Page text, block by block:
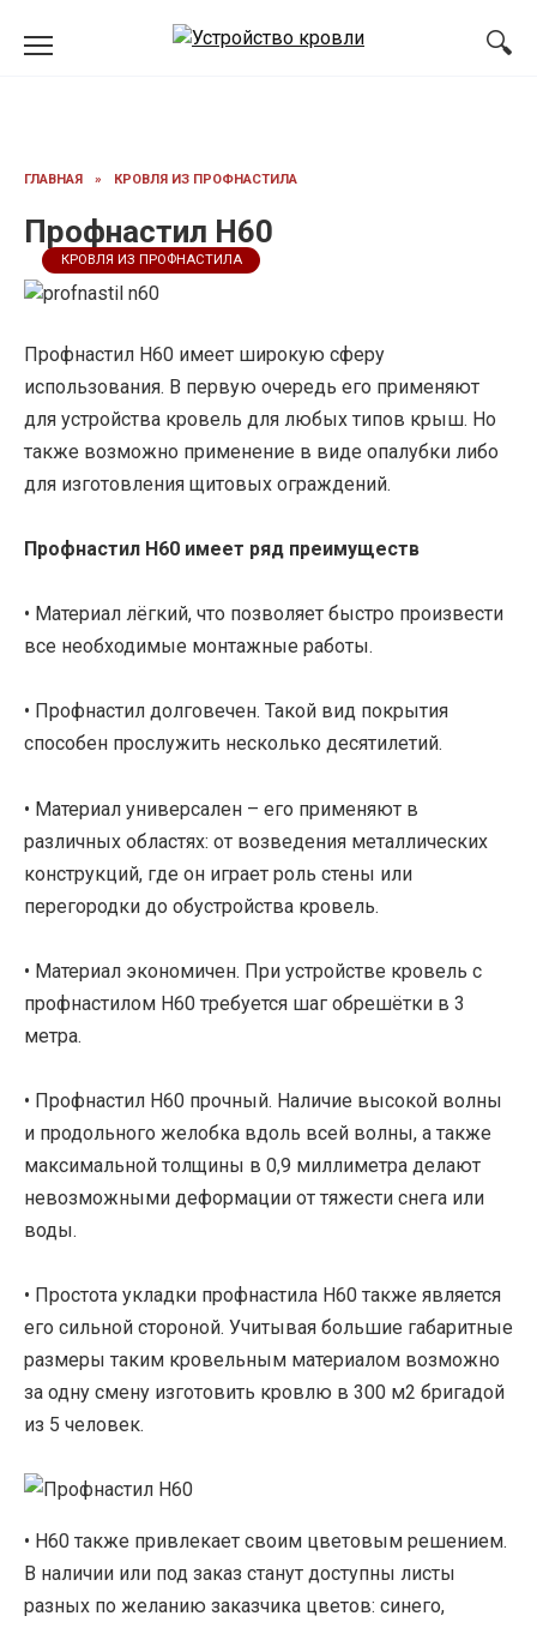
ГЛАВНАЯ » КРОВЛЯ ИЗ ПРОФНАСТИЛА
Профнастил Н60
КРОВЛЯ ИЗ ПРОФНАСТИЛА
Профнастил Н60 имеет широкую сферу
использования. В первую очередь его применяют
для устройства кровель для любых типов крыш. Но
также возможно применение в виде опалубки либо
для изготовления щитовых ограждений.
Профнастил Н60 имеет ряд преимуществ
• Материал лёгкий, что позволяет быстро произвести
все необходимые монтажные работы.
• Профнастил долговечен. Такой вид покрытия
способен прослужить несколько десятилетий.
• Материал универсален – его применяют в
различных областях: от возведения металлических
конструкций, где он играет роль стены или
перегородки до обустройства кровель.
• Материал экономичен. При устройстве кровель с
профнастилом Н60 требуется шаг обрешётки в 3
метра.
• Профнастил Н60 прочный. Наличие высокой волны
и продольного желобка вдоль всей волны, а также
максимальной толщины в 0,9 миллиметра делают
невозможными деформации от тяжести снега или
воды.
• Простота укладки профнастила Н60 также является
его сильной стороной. Учитывая большие габаритные
размеры таким кровельным материалом возможно
за одну смену изготовить кровлю в 300 м2 бригадой
из 5 человек.
• Н60 также привлекает своим цветовым решением.
В наличии или под заказ станут доступны листы
разных по желанию заказчика цветов: синего,